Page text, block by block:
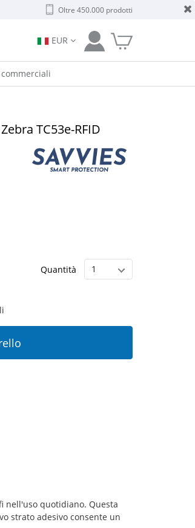
Oltre 450.000 prodotti
EUR
TC53e-RFID
Quantità
nell'uso quotidiano. Questa
strato adesivo consente un